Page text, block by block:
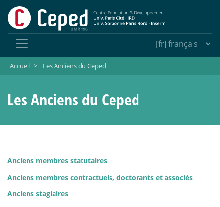
Accueil > Les Anciens du Ceped
Les Anciens du Ceped
Anciens membres statutaires
Anciens membres contractuels, doctorants et associés
Anciens stagiaires